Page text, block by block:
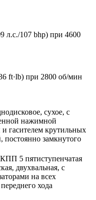
л.с./107 bhp) при 4600
ft·lb) при 2800 об/мин
сухое, с
нажимной
гасителем крутильных
постоянно замкнутого
5 пятиступенчатая
двухвальная, с
на всех
хода